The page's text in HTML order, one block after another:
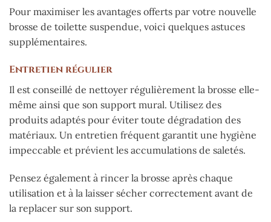
Pour maximiser les avantages offerts par votre nouvelle
brosse de toilette suspendue, voici quelques astuces
supplémentaires.
Entretien régulier
Il est conseillé de nettoyer régulièrement la brosse elle-
même ainsi que son support mural. Utilisez des
produits adaptés pour éviter toute dégradation des
matériaux. Un entretien fréquent garantit une hygiène
impeccable et prévient les accumulations de saletés.
Pensez également à rincer la brosse après chaque
utilisation et à la laisser sécher correctement avant de
la replacer sur son support.